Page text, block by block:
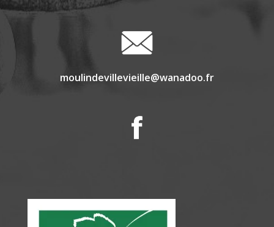
moulindevillevieille@wanadoo.fr